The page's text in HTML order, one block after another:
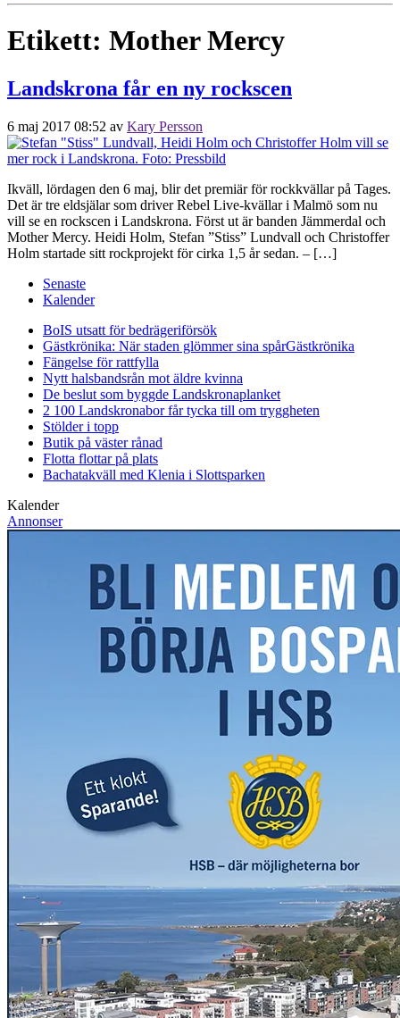
Etikett: Mother Mercy
Landskrona får en ny rockscen
6 maj 2017 08:52 av Kary Persson
Ikväll, lördagen den 6 maj, blir det premiär för rockkvällar på Tages.
Det är tre eldsjälar som driver Rebel Live-kvällar i Malmö som nu
vill se en rockscen i Landskrona. Först ut är banden Jämmerdal och
Mother Mercy. Heidi Holm, Stefan ”Stiss” Lundvall och Christoffer
Holm startade sitt rockprojekt för cirka 1,5 år sedan. – […]
Senaste
Kalender
BoIS utsatt för bedrägeriförsök
Gästkrönika: När staden glömmer sina spårGästkrönika
Fängelse för rattfylla
Nytt halsbandsrån mot äldre kvinna
De beslut som byggde Landskronaplanket
2 100 Landskronabor får tycka till om tryggheten
Stölder i topp
Butik på väster rånad
Flotta flottar på plats
Bachatakväll med Klenia i Slottsparken
Kalender
Annonser